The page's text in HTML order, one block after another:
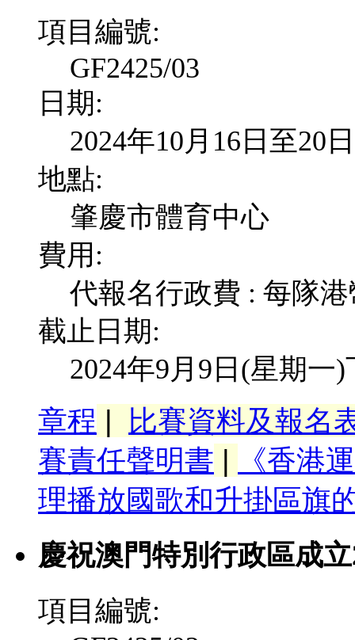
項目編號:
GF2425/03
日期:
2024年10月16日至20日
地點:
肇慶市體育中心
費用:
代報名行政費 : 每隊港
截止日期:
2024年9月9日(星期一
章程 | 比賽資料及報名
賽責任聲明書 |
《香港
理播放國歌和升掛區旗
慶祝澳門特別行政區成
項目編號: